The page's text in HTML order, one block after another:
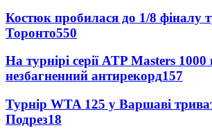
Костюк пробилася до 1/8 фіналу
Торонто550
На турнірі серії ATP Masters 1000
незбагненний антирекорд157
Турнір WTA 125 у Варшаві
Подрез18